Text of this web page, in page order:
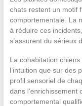
chats restent un motif
comportementale. La
à réduire ces
s’assurent du sérieux
La cohabitation
l’intuition que sur des
profil sensoriel de
dans l’enrichissement
comportemental